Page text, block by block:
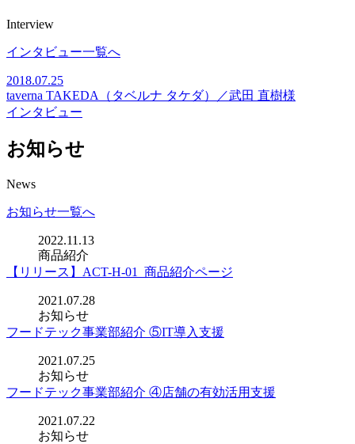
Interview
インタビュー一覧へ
2018.07.25
taverna TAKEDA（タベルナ タケダ）／武田 直樹様
インタビュー
お知らせ
News
お知らせ一覧へ
2022.11.13
商品紹介
【リリース】ACT-H-01_商品紹介ページ
2021.07.28
お知らせ
フードテック事業部紹介 ⑤IT導入支援
2021.07.25
お知らせ
フードテック事業部紹介 ④店舗の有効活用支援
2021.07.22
お知らせ